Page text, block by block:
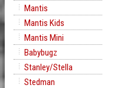
Mantis
Mantis Kids
Mantis Mini
Babybugz
Stanley/Stella
Stedman